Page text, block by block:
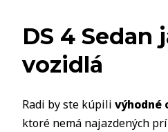
DS 4 Sedan
vozidlá
Radi by ste kúpili výhodné
ktoré nemá najazdených